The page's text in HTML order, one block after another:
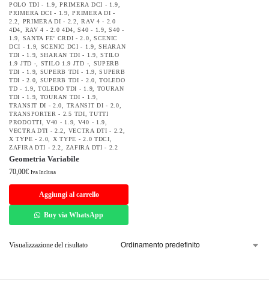
POLO TDI - 1.9 ,PRIMERA DCI - 1.9
PRIMERA DCI - 1.9 ,PRIMERA DI -
2.2
PRIMERA DI - 2.2 ,RAV 4 - 2.0
4D4
RAV 4 - 2.0 4D4 ,S40 - 1.9 ,S40 -
1.9
SANTA FE' CRDI - 2.0
SCENIC
DCI - 1.9
SCENIC DCI - 1.9 ,SHARAN
TDI - 1.9
SHARAN TDI - 1.9 ,STILO
1.9 JTD -
STILO 1.9 JTD -
SUPERB
TDI - 1.9
SUPERB TDI - 1.9 ,SUPERB
TDI - 2.0
SUPERB TDI - 2.0 ,TOLEDO
TD - 1.9 ,TOLEDO TDI - 1.9
TOURAN
TDI - 1.9
TOURAN TDI - 1.9
TRANSIT DI - 2.0
TRANSIT DI - 2.0
TRANSPORTER - 2.5 TDI ,TUTTI
PRODOTTI ,V40 - 1.9 V40 - 1.9
VECTRA DTI - 2.2
VECTRA DTI - 2.2
X TYPE - 2.0
X TYPE - 2.0 TDCI
ZAFIRA DTI - 2.2
ZAFIRA DTI - 2.2
Geometria Variabile
70,00€ Iva Inclusa
Aggiungi al carrello
Buy via WhatsApp
Visualizzazione del risultato